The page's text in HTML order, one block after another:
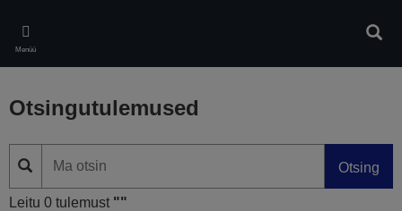
main
content
Menüü
Otsingutulemused
Otsing
Leitu 0 tulemust ""